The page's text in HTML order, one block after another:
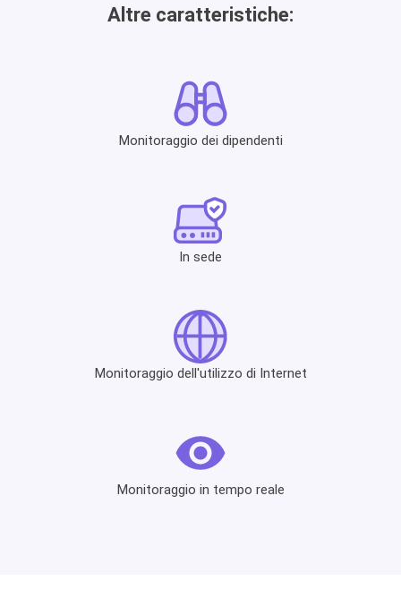
Altre caratteristiche:
Monitoraggio dei dipendenti
In sede
Monitoraggio dell'utilizzo di Internet
Monitoraggio in tempo reale